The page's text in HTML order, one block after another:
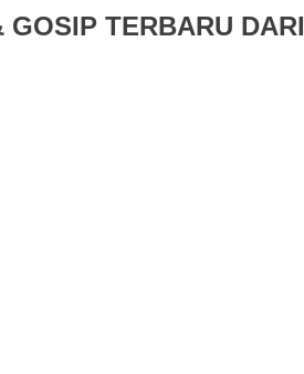
TERBARU DARI